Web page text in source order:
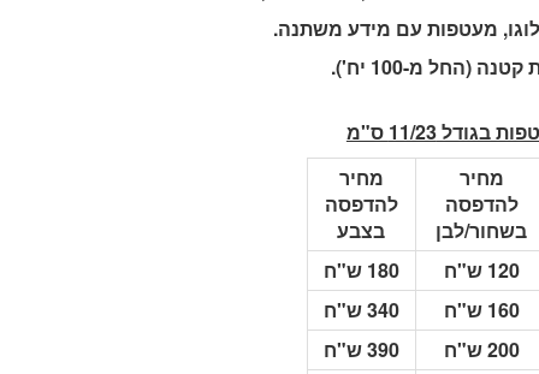
מעטפות עם מידע משתנה.
(החל מ-100 יח').
בגודל 11/23 ס"מ
מחיר
להדפסה
בשחור/לבן
מחיר
להדפסה
בצבע
120 ש"ח
180 ש"ח
160 ש"ח
340 ש"ח
200 ש"ח
390 ש"ח